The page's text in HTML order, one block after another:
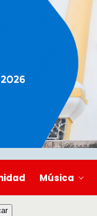
Música